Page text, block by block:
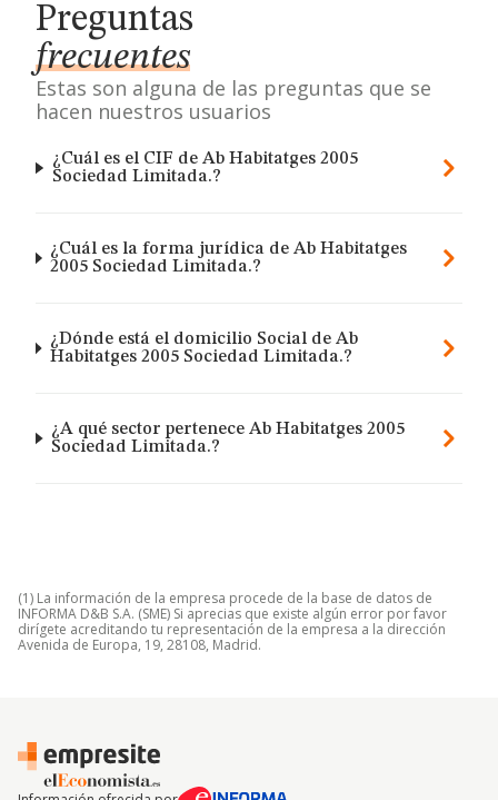
Preguntas
frecuentes
Estas son alguna de las preguntas que se
hacen nuestros usuarios
¿Cuál es el CIF de Ab Habitatges 2005
Sociedad Limitada.?
¿Cuál es la forma jurídica de Ab Habitatges
2005 Sociedad Limitada.?
¿Dónde está el domicilio Social de Ab
Habitatges 2005 Sociedad Limitada.?
¿A qué sector pertenece Ab Habitatges 2005
Sociedad Limitada.?
(1) La información de la empresa procede de la base de datos de
INFORMA D&B S.A. (SME) Si aprecias que existe algún error por favor
dirígete acreditando tu representación de la empresa a la dirección
Avenida de Europa, 19, 28108, Madrid.